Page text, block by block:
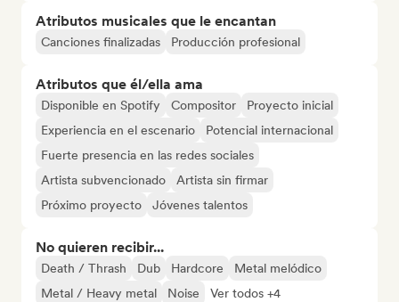
Atributos musicales que le encantan
Canciones finalizadas Producción profesional
Atributos que él/ella ama
Disponible en Spotify Compositor
Proyecto inicial
Experiencia en el escenario
Potencial internacional
Fuerte presencia en las redes sociales
Artista subvencionado
Artista sin firmar
Próximo proyecto
Jóvenes talentos
No quieren recibir...
Death / Thrash Dub Hardcore
Metal melódico
Metal / Heavy metal
Noise Ver todos +4